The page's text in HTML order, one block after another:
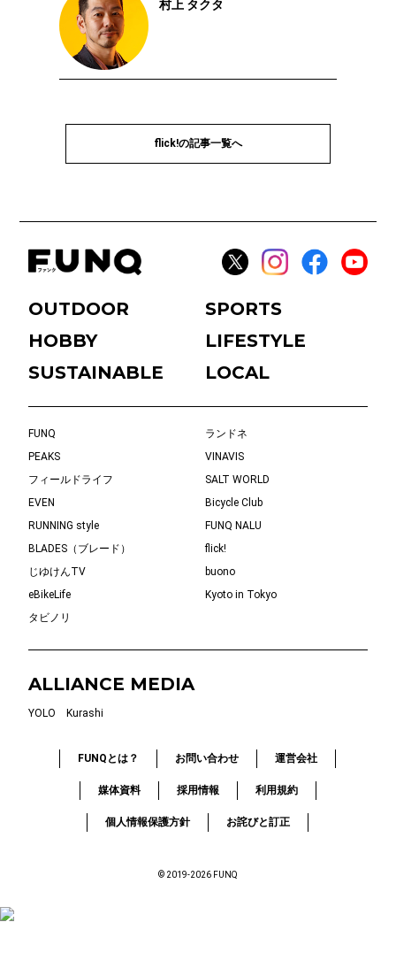
村上 タクタ
flick!の記事一覧へ
OUTDOOR
SPORTS
HOBBY
LIFESTYLE
SUSTAINABLE
LOCAL
FUNQ
ランドネ
PEAKS
VINAVIS
フィールドライフ
SALT WORLD
EVEN
Bicycle Club
RUNNING style
FUNQ NALU
BLADES（ブレード）
flick!
じゆけんTV
buono
eBikeLife
Kyoto in Tokyo
タビノリ
ALLIANCE MEDIA
YOLO Kurashi
FUNQとは？ お問い合わせ 運営会社
媒体資料 採用情報 利用規約
個人情報保護方針 お詫びと訂正
© 2019-2026 FUNQ